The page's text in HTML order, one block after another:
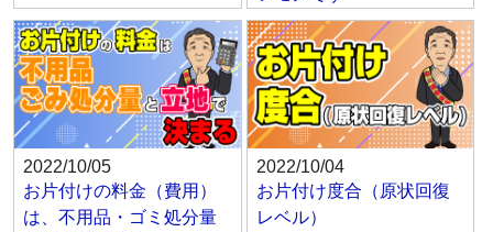
2022/10/05
お片付けの料金（費用）
は、不用品・ゴミ処分量
2022/10/04
お片付け度合（原状回復
レベル）